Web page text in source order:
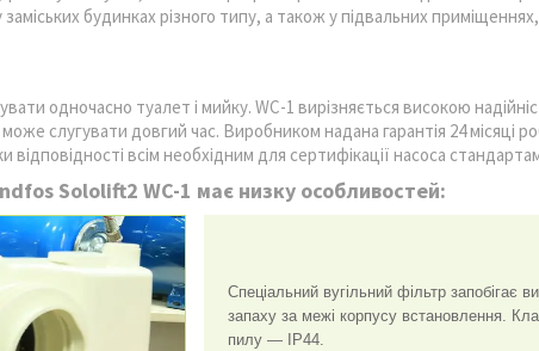
будинках різного типу, а також у підвальних
одночасно туалет і мийку. WC-1 вирізняється високою
слугувати довгий час. Виробником надана гарантія 24 місяці
відповідності всім необхідним для сертифікації насоса
Sololift2 WC-1 має низку особливостей:
Спеціальний вугільний фільтр запобігає
запаху за межі корпусу встановлення.
пилу — IP44.